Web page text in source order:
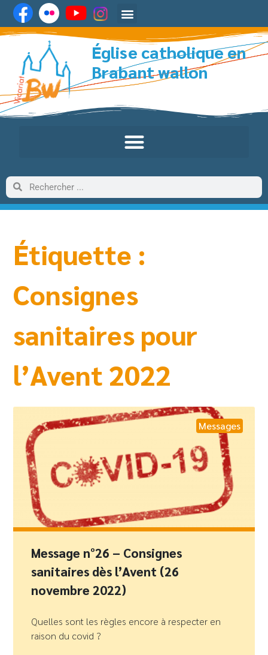
Église catholique en
Brabant wallon
Étiquette :
Consignes
sanitaires pour
l’Avent 2022
Messages
Message n°26 – Consignes
sanitaires dès l’Avent (26
novembre 2022)
Quelles sont les règles encore à respecter en
raison du covid ?